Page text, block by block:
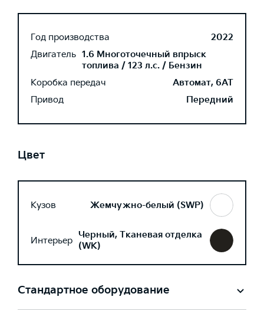
Год производства
2022
Двигатель 1.6 Многоточечный впрыск
топлива / 123 л.с. / Бензин
Коробка передач
Автомат, 6AT
Привод
Передний
Цвет
Кузов Жемчужно-белый (SWP)
Интерьер Черный, Тканевая отделка
(WK)
Стандартное оборудование